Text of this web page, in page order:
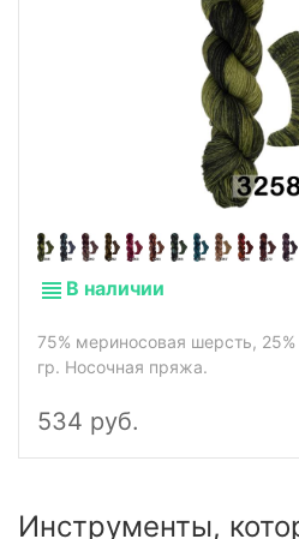
В наличии
75% мериносовая шерсть,
гр. Носочная пряжа.
534 руб.
Инструменты,